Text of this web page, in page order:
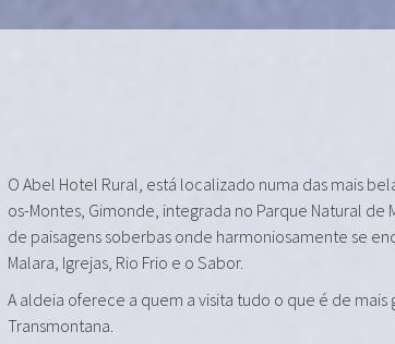
O Abel Hotel Rural, está localizado numa das mais
os-Montes, Gimonde, integrada no Parque Natural de
de paisagens soberbas onde harmoniosamente se
Malara, Igrejas, Rio Frio e o Sabor.
A aldeia oferece a quem a visita tudo o que é de mais
Transmontana.